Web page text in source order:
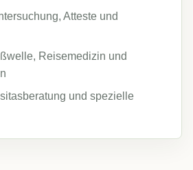
Atteste und
Reisemedizin und
und spezielle